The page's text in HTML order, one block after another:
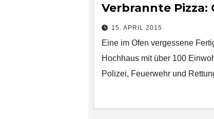
Verbrannte Pizza:
15. APRIL 2015
Eine im Ofen vergessene
Hochhaus mit über 100
Polizei, Feuerwehr und